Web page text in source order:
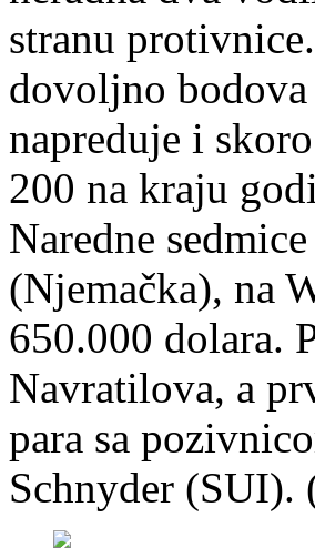
stranu
dovoljno
napreduje i
200 na kraju
Naredne
(Njemačka), na
650.000 dolara.
Navratilova, a
para sa
Schnyder (SUI).